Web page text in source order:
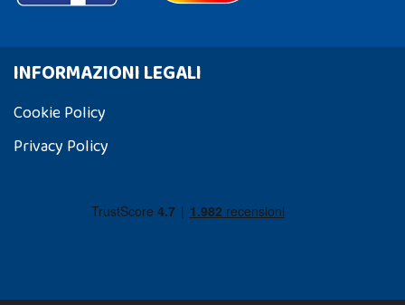
INFORMAZIONI LEGALI
Cookie Policy
Privacy Policy